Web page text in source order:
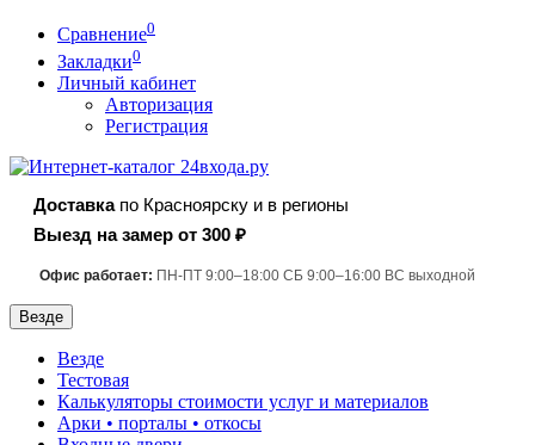
Сравнение0
Закладки0
Личный кабинет
Авторизация
Регистрация
Доставкапо Красноярску и в регионы
Выезд на замер от 300 ₽
Офис работает: ПН-ПТ 9:00–18:00 СБ 9:00–16:00 ВС выходной
Везде
Везде
Тестовая
Калькуляторы стоимости услуг и материалов
Арки • порталы • откосы